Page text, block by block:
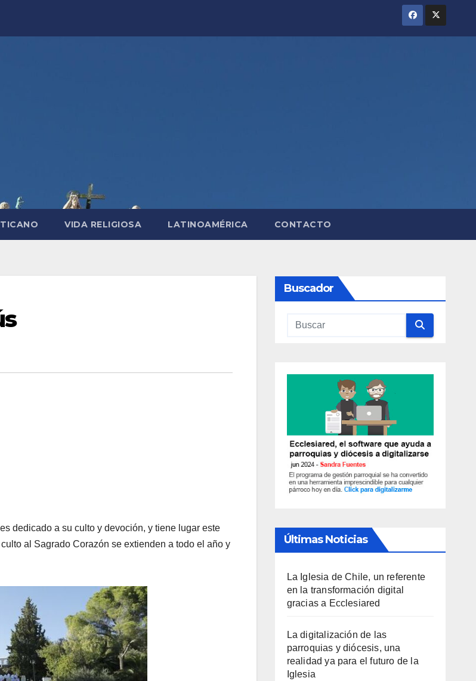
VIDA RELIGIOSA LATINOAMÉRICA CONTACTO
dedicado a su culto y devoción, y tiene lugar este
al Sagrado Corazón se extienden a todo el año y
Buscador
Últimas Noticias
La Iglesia de Chile, un referente
en la transformación digital
gracias a Ecclesiared
La digitalización de las
parroquias y diócesis, una
realidad ya para el futuro de la
Iglesia